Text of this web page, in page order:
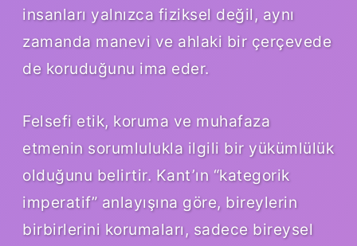
insanları yalnızca fiziksel değil, aynı
zamanda manevi ve ahlaki bir çerçevede
de koruduğunu ima eder.
Felsefi etik, koruma ve muhafaza
etmenin sorumlulukla ilgili bir yükümlülük
olduğunu belirtir. Kant’ın “kategorik
imperatif” anlayışına göre, bireylerin
birbirlerini korumaları, sadece bireysel